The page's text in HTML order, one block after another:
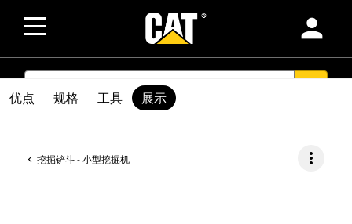
person
SEARCH
挖掘铲斗 - 小型挖掘机 more_vert
优点 规格 工具 展示